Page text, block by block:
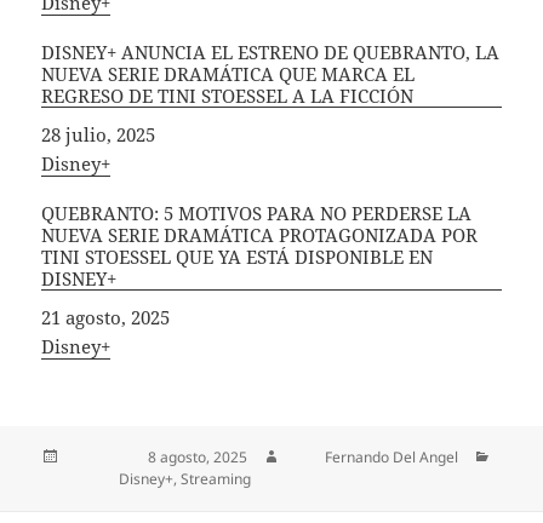
DISNEY+ ANUNCIA EL ESTRENO DE QUEBRANTO, LA
NUEVA SERIE DRAMÁTICA QUE MARCA EL
REGRESO DE TINI STOESSEL A LA FICCIÓN
Fecha
28 julio, 2025
In relation to
Disney+
QUEBRANTO: 5 MOTIVOS PARA NO PERDERSE LA
NUEVA SERIE DRAMÁTICA PROTAGONIZADA POR
TINI STOESSEL QUE YA ESTÁ DISPONIBLE EN
DISNEY+
Fecha
21 agosto, 2025
In relation to
Disney+
Publicado el8 agosto, 2025
Fernando Del Angel
Disney+,Streaming